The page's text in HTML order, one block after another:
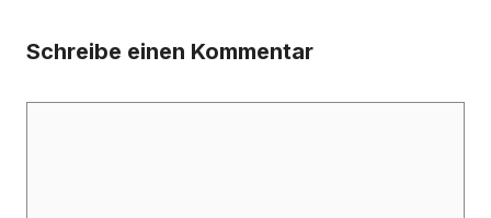
Schreibe einen Kommentar